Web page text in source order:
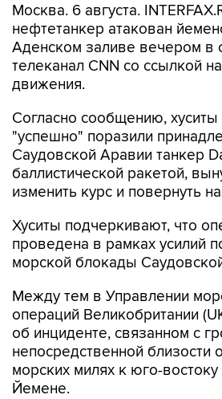
Москва. 6 августа.
нефтетанкер атакован
Аденском заливе вечером в
телеканал CNN со ссылкой
движения.
Согласно сообщению, хуситы
"успешно" поразили
Саудовской Аравии танкер
баллистической ракетой,
изменить курс и повернуть
Хуситы подчеркивают, что
проведена в рамках усилий
морской блокады
Между тем в Управлении
операций Великобритании
об инциденте, связанном с
непосредственной близости
морских милях к юго-
Йемене.